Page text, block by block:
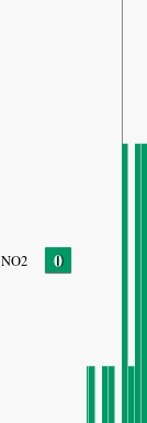
NO2 0